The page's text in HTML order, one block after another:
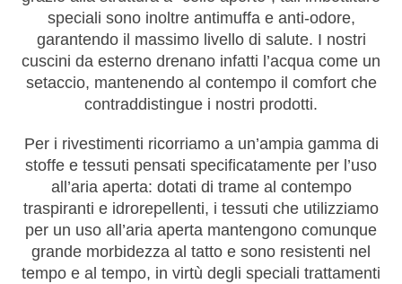
speciali sono inoltre antimuffa e anti-odore,
garantendo il massimo livello di salute. I nostri
cuscini da esterno drenano infatti l’acqua come un
setaccio, mantenendo al contempo il comfort che
contraddistingue i nostri prodotti.
Per i rivestimenti ricorriamo a un’ampia gamma di
stoffe e tessuti pensati specificatamente per l’uso
all’aria aperta: dotati di trame al contempo
traspiranti e idrorepellenti, i tessuti che utilizziamo
per un uso all’aria aperta mantengono comunque
grande morbidezza al tatto e sono resistenti nel
tempo e al tempo, in virtù degli speciali trattamenti